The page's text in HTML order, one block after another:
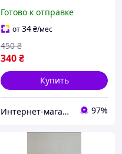
Готово к отправке
от34₴/мес
340₴
450 ₴
Купить
Интернет-магазин Minimalka.com - минимальные цены на одежду и обувь, нижнее белье и другие товары 97%